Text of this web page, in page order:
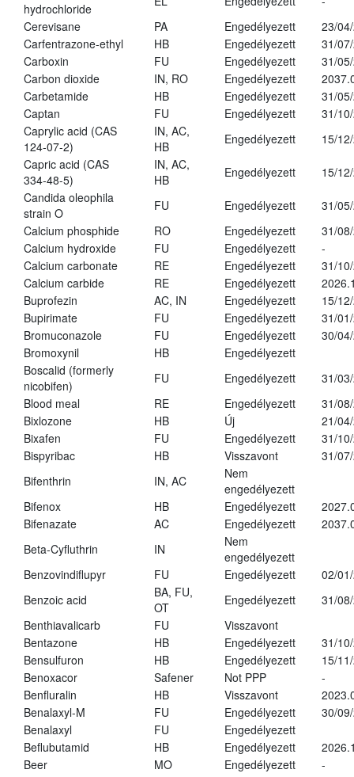
hydrochloride
Cerevisane
PA Engedélyezett
23/
Carfentrazone-ethyl
HB Engedélyezett
31/
Carboxin
FU Engedélyezett
31/
Carbon dioxide
IN, RO Engedélyezett
Carbetamide
HB Engedélyezett
31/
Captan
FU Engedélyezett
31/
Caprylic acid (CAS
124-07-2)
IN, AC,
HB
Engedélyezett
15/
Capric acid (CAS
334-48-5)
IN, AC,
HB
Engedélyezett
15/
Candida oleophila
strain O
FU Engedélyezett
31/
Calcium phosphide
RO Engedélyezett
31/
Calcium hydroxide
FU Engedélyezett
-
Calcium carbonate
RE Engedélyezett
31/
Calcium carbide
RE Engedélyezett
Buprofezin
AC, IN Engedélyezett
15/
Bupirimate
FU Engedélyezett
31/
Bromuconazole
FU Engedélyezett
30/
Bromoxynil
HB
Engedélyezett
Boscalid (formerly
nicobifen)
FU Engedélyezett
31/
Blood meal
RE Engedélyezett
31/
Bixlozone
HB Új
21/
Bixafen
FU Engedélyezett
31/
Bispyribac
HB Visszavont
31/
Bifenthrin
IN, AC
Nem
engedélyezett
Bifenox
HB Engedélyezett
Bifenazate
AC Engedélyezett
Beta-Cyfluthrin
IN
Nem
engedélyezett
Benzovindiflupyr
FU Engedélyezett
02/
Benzoic acid
BA, FU,
OT
Engedélyezett
31/
Benthiavalicarb
FU
Visszavont
Bentazone
HB Engedélyezett
31/
Bensulfuron
HB Engedélyezett
15/
Benoxacor
Safener Not PPP
-
Benfluralin
HB Visszavont
Benalaxyl-M
FU Engedélyezett
30/
Benalaxyl
FU
Engedélyezett
Beflubutamid
HB Engedélyezett
Beer
MO Engedélyezett
-